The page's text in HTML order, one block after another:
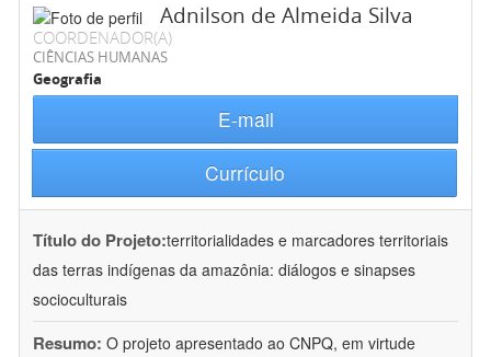
Adnilson de Almeida Silva
COORDENADOR(A)
CIÊNCIAS HUMANAS
Geografia
E-mail
Currículo
Título do Projeto:territorialidades e marcadores territoriais
das terras indígenas da amazônia: diálogos e sinapses
socioculturais
Resumo: O projeto apresentado ao CNPQ, em virtude